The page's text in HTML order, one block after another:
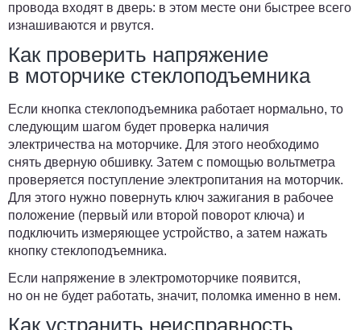
провода входят в дверь: в этом месте они быстрее всего
изнашиваются и рвутся.
Как проверить напряжение
в моторчике стеклоподъемника
Если кнопка стеклоподъемника работает нормально, то
следующим шагом будет проверка наличия
электричества на моторчике. Для этого необходимо
снять дверную обшивку. Затем с помощью вольтметра
проверяется поступление электропитания на моторчик.
Для этого нужно повернуть ключ зажигания в рабочее
положение (первый или второй поворот ключа) и
подключить измеряющее устройство, а затем нажать
кнопку стеклоподъемника.
Если напряжение в электромоторчике появится,
но он не будет работать, значит, поломка именно в нем.
Как устранить неисправность